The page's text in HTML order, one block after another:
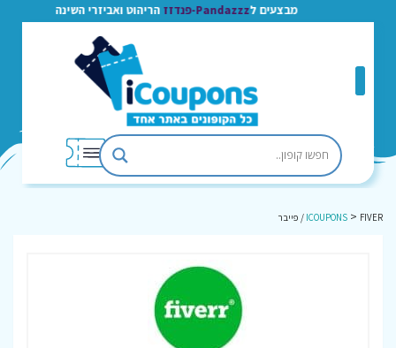
מבצעים לPandazzz-פנדזז הריהוט ואביזרי השינה
ICOUPONS > FIVER / פייבר